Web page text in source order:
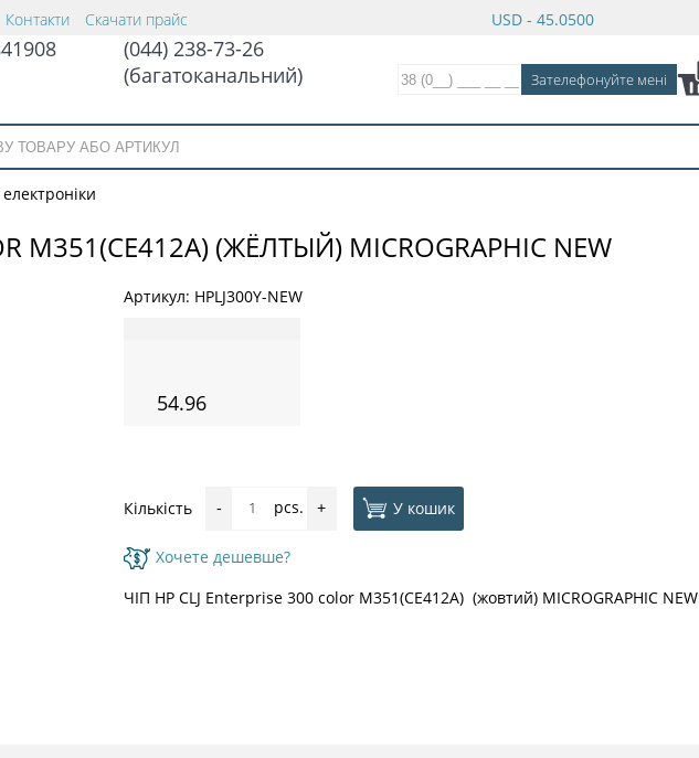
USD - 45.0500
Контакти Скачати прайс
(044) 238-73-26
(багатоканальний)
M351(CE412A) (ЖЁЛТЫЙ) MICROGRAPHIC NEW
Артикул: HPLJ300Y-NEW
54.96
Кількість - pcs. + У кошик
Хочете дешевше?
ЧІП HP CLJ Enterprise 300 color M351(CE412A) (жовтий) MICROGRAPHIC NEW